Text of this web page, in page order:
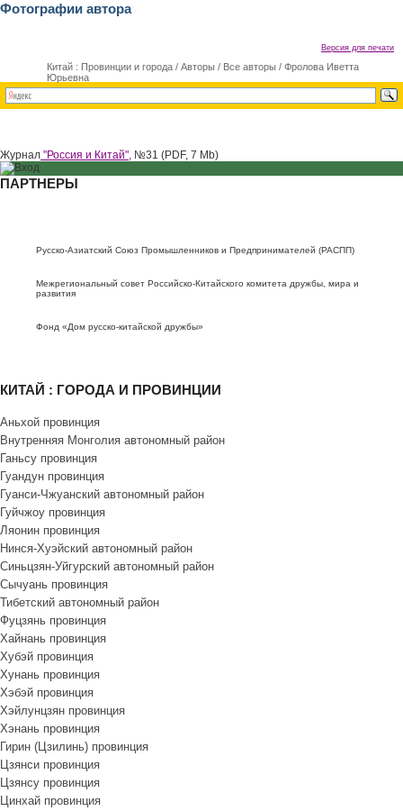
Фотографии автора
Версия для печати
Китай : Провинции и города / Авторы / Все авторы / Фролова Иветта
Юрьевна
Журнал "Россия и Китай", №31 (PDF, 7 Mb)
ПАРТНЕРЫ
Русско-Азиатский Союз Промышленников и Предпринимателей (РАСПП)
Межрегиональный совет Российско-Китайского комитета дружбы, мира и
развития
Фонд «Дом русско-китайской дружбы»
КИТАЙ : ГОРОДА И ПРОВИНЦИИ
Аньхой провинция
Внутренняя Монголия автономный район
Ганьсу провинция
Гуандун провинция
Гуанси-Чжуанский автономный район
Гуйчжоу провинция
Ляонин провинция
Нинся-Хуэйский автономный район
Синьцзян-Уйгурский автономный район
Сычуань провинция
Тибетский автономный район
Фуцзянь провинция
Хайнань провинция
Хубэй провинция
Хунань провинция
Хэбэй провинция
Хэйлунцзян провинция
Хэнань провинция
Гирин (Цзилинь) провинция
Цзянси провинция
Цзянсу провинция
Цинхай провинция